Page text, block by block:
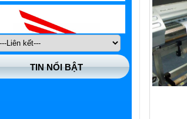
TIN NỔI BẬT